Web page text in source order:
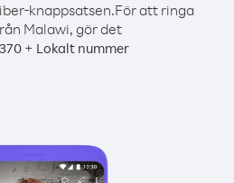
knappsatsen.För att ringa
Malawi, gör det
370+ Lokalt nummer